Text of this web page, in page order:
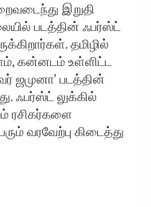
இறுதி
படத்தின் ஃபர்ஸ்ட்
தமிழில்
கன்னடம் உள்ளிட்ட
ஜமுனா’ படத்தின்
ஃபர்ஸ்ட் லுக்கில்
ரசிகர்களை
வரவேற்பு கிடைத்து